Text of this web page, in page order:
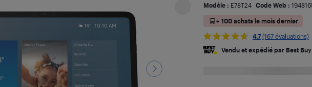
Modèle : E78T24 Code Web :
+ 100 achats le mois dernier
4.7 (167 évaluations)
Vendu et expédié par Best Buy